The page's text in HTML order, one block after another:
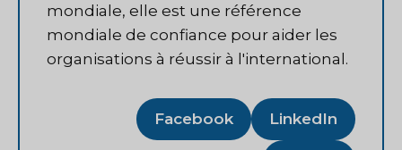
mondiale, elle est une référence
mondiale de confiance pour aider les
organisations à réussir à l'international.
Facebook LinkedIn